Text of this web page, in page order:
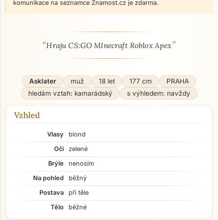
komunikace na seznamce Znamost.cz je zdarma.
O mně - seznamka profil
“Hraju CS:GO MInecraft Roblox Apex”
Asklater muž 18 let 177 cm
PRAHA
hledám vztah: kamarádský
s výhledem: navždy
Vzhled
Vlasy
blond
Oči
zelené
Brýle
nenosím
Na pohled
běžný
Postava
při těle
Tělo
běžné